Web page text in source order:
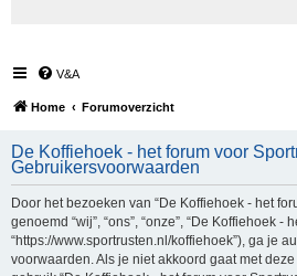
V&A
Home Forumoverzicht
De Koffiehoek - het forum voor
Gebruikersvoorwaarden
Door het bezoeken van “De Koffiehoek - het
genoemd “wij”, “ons”, “onze”, “De Koffiehoek -
“https://www.sportrusten.nl/koffiehoek”), ga je
voorwaarden. Als je niet akkoord gaat met